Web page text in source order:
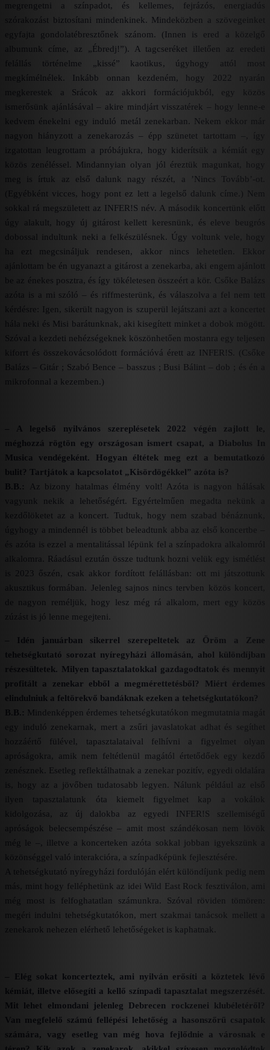
megrengetni a színpadot, és kellemes, fejrázós, energiadús
szórakozást biztosítani mindenkinek. Mindeközben a szövegeinket
egyfajta gondolatébresztőnek szánom. (Innen is ered a közelgő
albumunk címe, az „Ébredj!”). A tagcseréket illetően az eredeti
felállás történelme „kissé” kaotikus, úgyhogy attól most
megkímélnélek. Inkább onnan kezdeném, hogy 2022 nyarán
megkerestek a Srácok az akkori formációjukból, egy közös
ismerősünk ajánlásával – akire mindjárt visszatérek – hogy lenne-e
kedvem énekelni egy induló metál zenekarban. Nekem ekkor már
nagyon hiányzott a zenekarozás – épp szünetet tartottam –, így
izgatottan leugrottam a próbájukra, hogy kiderítsük a kémiát egy
közös zenéléssel. Mindannyian olyan jól éreztük magunkat, hogy
meg is írtuk az első dalunk nagy részét, a ’Nincs Tovább’-ot.
(Egyébként vicces, hogy pont ez lett a legelső dalunk címe.) Nem
sokkal rá megszületett az INFER!S név. A második koncertünk előtt
úgy alakult, hogy új gitárost kellett keresnünk, és eleve beugrós
dobossal indultunk neki a felkészülésnek. Úgy voltunk vele, hogy
ha ezt megcsináljuk rendesen, akkor nincs lehetetlen. Ekkor
ajánlottam be én ugyanazt a gitárost a zenekarba, aki engem ajánlott
be az énekes posztra, és így tökéletesen összeért a kör. Csőke Balázs
azóta is a mi szóló – és riffmesterünk, és válaszolva a fel nem tett
kérdésre: Igen, sikerült nagyon is szuperül lejátszani azt a koncertet
hála neki és Misi barátunknak, aki kisegített minket a dobok mögött.
Szóval a kezdeti nehézségeknek köszönhetően mostanra egy teljesen
kiforrt és összekovácsolódott formációvá érett az INFER!S. (Csőke
Balázs – Gitár ; Szabó Bence – basszus ; Busi Bálint – dob ; és én a
mikrofonnal a kezemben.)
– A legelső nyilvános szereplésetek 2022 végén zajlott le,
méghozzá rögtön egy országosan ismert csapat, a Diabolus In
Musica vendégeként. Hogyan éltétek meg ezt a bemutatkozó
bulit? Tartjátok a kapcsolatot „Kisördögékkel” azóta is?
B.B.:
Az bizony hatalmas élmény volt! Azóta is nagyon hálásak
vagyunk nekik a lehetőségért. Egyértelműen megadta nekünk a
kezdőlöketet az a koncert. Tudtuk, hogy nem szabad bénáznunk,
úgyhogy a mindennél is többet beleadtunk abba az első koncertbe –
és azóta is ezzel a mentalitással lépünk fel a színpadokra alkalomról
alkalomra. Ráadásul ezután össze tudtunk hozni velük egy ismétlést
is 2023 őszén, csak akkor fordított felállásban: ott mi játszottunk
akusztikus formában. Jelenleg sajnos nincs tervben közös koncert,
de nagyon reméljük, hogy lesz még rá alkalom, mert egy közös
zúzást is jó lenne megejteni.
– Idén januárban sikerrel szerepeltetek az Öröm a Zene
tehetségkutató sorozat nyíregyházi állomásán, ahol különdíjban
részesültetek. Milyen tapasztalatokkal gazdagodtatok és mennyit
profitált a zenekar ebből a megmérettetésből? Miért érdemes
elindulniuk a feltörekvő bandáknak ezeken a tehetségkutatókon?
B.B.: Mindenképpen érdemes tehetségkutatókon megmutatnia magát
egy induló zenekarnak, mert a zsűri javaslatokat adhat és segíthet
hozzáértő fülével, tapasztalataival felhívni a figyelmet olyan
apróságokra, amik nem feltétlenül magától értetődőek egy kezdő
zenésznek. Esetleg reflektálhatnak a zenekar pozitív, egyedi oldalára
is, hogy az a jövőben tudatosabb legyen. Nálunk például az első
ilyen tapasztalatunk óta kiemelt figyelmet kap a vokálok
kidolgozása, az új dalokba az egyedi INFER!S szellemiségű
apróságok belecsempészése – amit most szándékosan nem lövök
még le –, illetve a koncerteken azóta sokkal jobban igyekszünk a
közönséggel való interakcióra, a színpadképünk fejlesztésére.
A tehetségkutató nyíregyházi fordulóján elért különdíjunk pedig nem
más, mint hogy felléphetünk az idei Wild East Rock fesztiválon, ami
még most is felfoghatatlan számunkra. Szóval röviden tömören:
megéri indulni tehetségkutatókon, mert szakmai tanácsok mellett a
zenekarok nehezen elérhető lehetőségeket is kaphatnak.
– Elég sokat koncerteztek, ami nyilván erősíti a köztetek lévő
kémiát, illetve elősegíti a kellő színpadi tapasztalat megszerzését.
Mit lehet elmondani jelenleg Debrecen rockzenei klubéletéről?
Van megfelelő számú fellépési lehetőség a hasonszőrű csapatok
számára, vagy esetleg van még hova fejlődnie a városnak e